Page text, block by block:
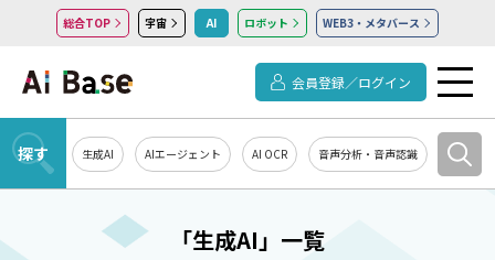
総合TOP 宇宙 AI ロボット WEB3・メタバース
会員登録／ログイン
探す 生成AI AIエージェント AI OCR 音声分析・音声認識 教育・
「生成AI」一覧